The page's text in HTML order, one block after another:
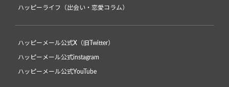
ハッピーライフ（出会い・恋愛コラム）
ハッピーメール公式X（旧Twitter）
ハッピーメール公式instagram
ハッピーメール公式YouTube